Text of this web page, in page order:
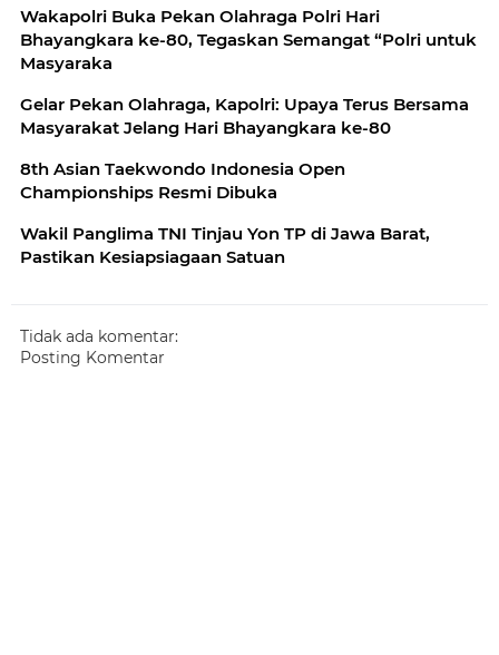
Wakapolri Buka Pekan Olahraga Polri Hari
Bhayangkara ke-80, Tegaskan Semangat “Polri untuk
Masyaraka
Gelar Pekan Olahraga, Kapolri: Upaya Terus Bersama
Masyarakat Jelang Hari Bhayangkara ke-80
8th Asian Taekwondo Indonesia Open
Championships Resmi Dibuka
Wakil Panglima TNI Tinjau Yon TP di Jawa Barat,
Pastikan Kesiapsiagaan Satuan
Tidak ada komentar:
Posting Komentar